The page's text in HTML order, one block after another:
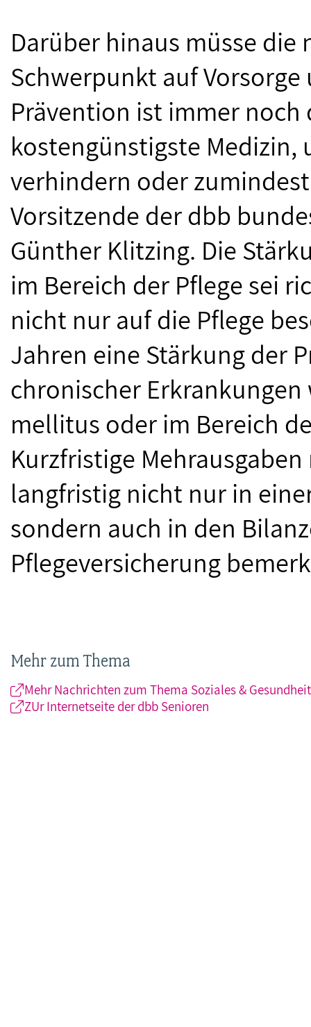
Darüber hinaus müsse
Schwerpunkt auf
Prävention ist immer
kostengünstigste
verhindern oder
Vorsitzende der dbb
Günther Klitzing. Die
im Bereich der Pflege sei
nicht nur auf die Pflege
Jahren eine Stärkung der
chronischer
mellitus oder im Bereich
Kurzfristige
langfristig nicht nur in
sondern auch in den
Pflegeversicherung
Mehr zum Thema
Mehr Nachrichten zum Thema Soziales & Gesundheit
ZUr Internetseite der dbb Senioren